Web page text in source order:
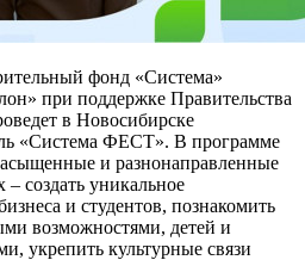
фонд «Система»
при поддержке Правительства
в Новосибирске
«Система ФЕСТ». В программе
и разнонаправленные
создать уникальное
и студентов, познакомить
возможностями, детей и
укрепить культурные связи